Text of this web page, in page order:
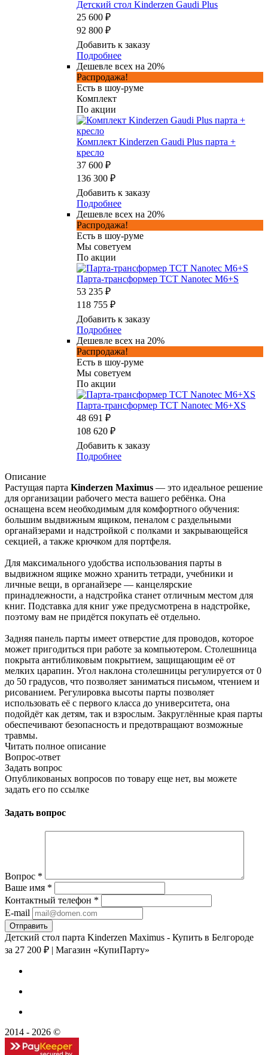
Детский стол Kinderzen Gaudi Plus
25 600 ₽
92 800 ₽
Добавить к заказу
Подробнее
Дешевле всех на 20%
Распродажа!
Есть в шоу-руме
Комплект
По акции
Комплект Kinderzen Gaudi Plus парта +
кресло
37 600 ₽
136 300 ₽
Добавить к заказу
Подробнее
Дешевле всех на 20%
Распродажа!
Есть в шоу-руме
Мы советуем
По акции
Парта-трансформер TCT Nanotec M6+S
53 235 ₽
118 755 ₽
Добавить к заказу
Подробнее
Дешевле всех на 20%
Распродажа!
Есть в шоу-руме
Мы советуем
По акции
Парта-трансформер TCT Nanotec M6+XS
48 691 ₽
108 620 ₽
Добавить к заказу
Подробнее
Описание
Растущая парта Kinderzen Maximus — это идеальное решение
для организации рабочего места вашего ребёнка. Она
оснащена всем необходимым для комфортного обучения:
большим выдвижным ящиком, пеналом с раздельными
органайзерами и надстройкой с полками и закрывающейся
секцией, а также крючком для портфеля.
Для максимального удобства использования парты в
выдвижном ящике можно хранить тетради, учебники и
личные вещи, в органайзере — канцелярские
принадлежности, а надстройка станет отличным местом для
книг. Подставка для книг уже предусмотрена в надстройке,
поэтому вам не придётся покупать её отдельно.
Задняя панель парты имеет отверстие для проводов, которое
может пригодиться при работе за компьютером. Столешница
покрыта антибликовым покрытием, защищающим её от
мелких царапин. Угол наклона столешницы регулируется от 0
до 50 градусов, что позволяет заниматься письмом, чтением и
рисованием. Регулировка высоты парты позволяет
использовать её с первого класса до университета, она
подойдёт как детям, так и взрослым. Закруглённые края парты
обеспечивают безопасность и предотвращают возможные
травмы.
Читать полное описание
Вопрос-ответ
Задать вопрос
Опубликованых вопросов по товару еще нет, вы можете
задать его по ссылке
Задать вопрос
Вопрос *
Ваше имя *
Контактный телефон *
E-mail
Детский стол парта Kinderzen Maximus - Купить в Белгороде
за 27 200 ₽ | Магазин «КупиПарту»
2014 - 2026 ©